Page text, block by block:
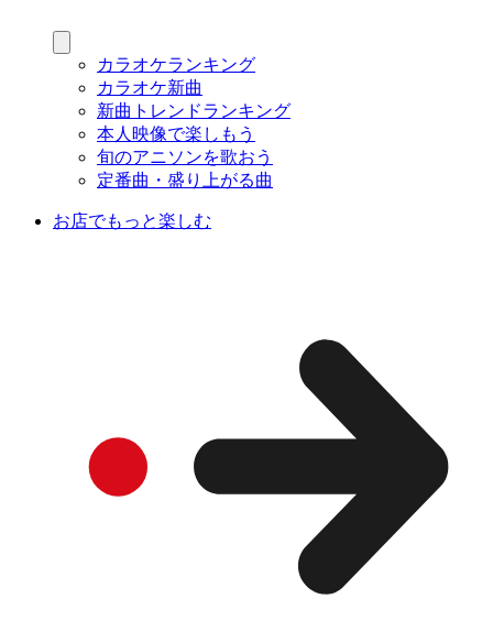
カラオケランキング
カラオケ新曲
新曲トレンドランキング
本人映像で楽しもう
旬のアニソンを歌おう
定番曲・盛り上がる曲
お店でもっと楽しむ